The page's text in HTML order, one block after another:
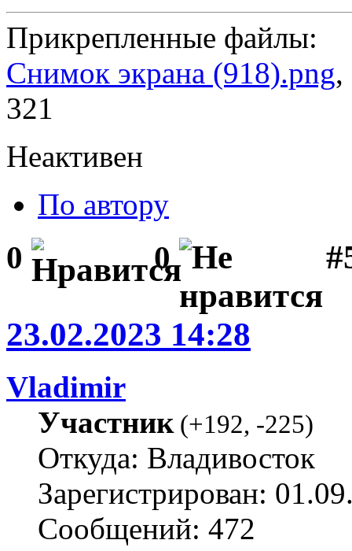
Прикрепленные файлы:
Снимок экрана (918).png,
321
Неактивен
По автору
0 0
23.02.2023 14:28
Vladimir
Участник(+192, -225)
Откуда: Владивосток
Зарегистрирован:
Сообщений: 472